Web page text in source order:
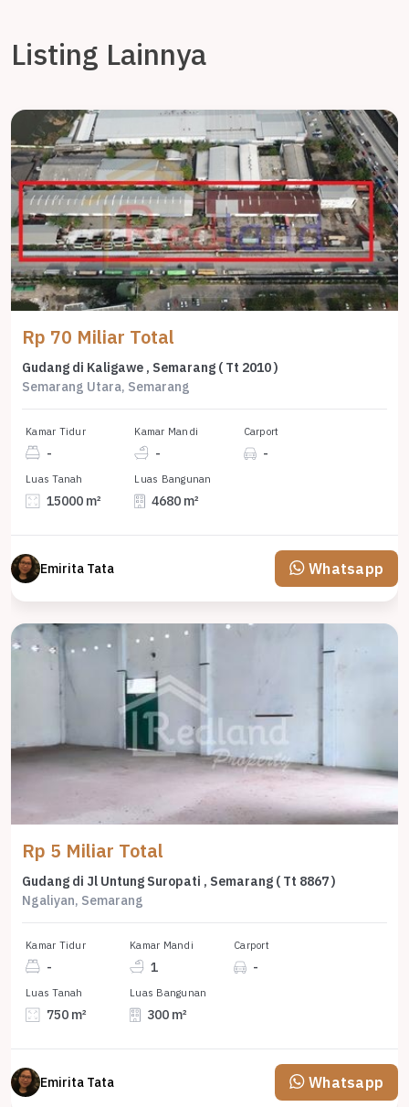
Listing Lainnya
Rp 70 Miliar Total
Gudang di Kaligawe , Semarang ( Tt 2010 )
Semarang Utara, Semarang
Kamar Tidur
-
Kamar Mandi
-
Carport
-
Luas Tanah
15000 m²
Luas Bangunan
4680 m²
Emirita Tata Whatsapp
Rp 5 Miliar Total
Gudang di Jl Untung Suropati , Semarang ( Tt 8867 )
Ngaliyan, Semarang
Kamar Tidur
-
Kamar Mandi
1
Carport
-
Luas Tanah
750 m²
Luas Bangunan
300 m²
Emirita Tata Whatsapp